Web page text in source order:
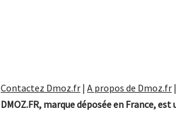
Contactez Dmoz.fr | A propos de Dmoz.fr |
DMOZ.FR, marque déposée en France,